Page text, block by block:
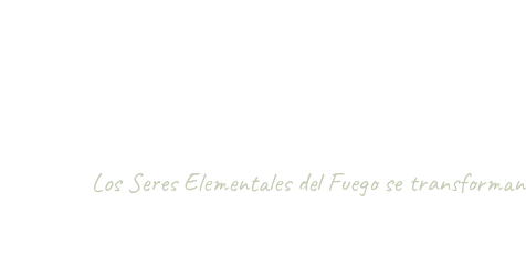
Los Seres Elementales del Fuego se transforman